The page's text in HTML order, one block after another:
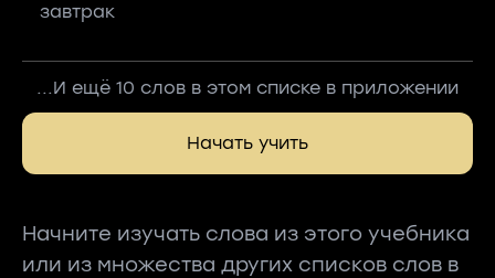
завтрак
...И ещё 10 слов в этом списке в приложении
Начать учить
Начните изучать слова из этого учебника
или из множества других списков слов в